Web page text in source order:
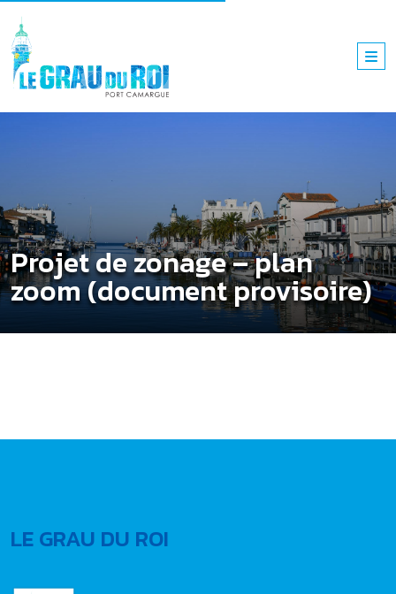
Projet de zonage – plan
zoom (document provisoire)
LE GRAU DU ROI